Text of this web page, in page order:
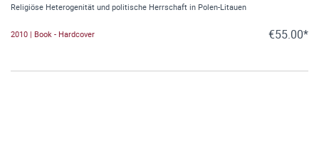
Religiöse Heterogenität und politische Herrschaft in Polen-Litauen
2010 | Book - Hardcover €55.00*